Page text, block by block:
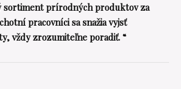
sortiment prírodných produktov za
pracovníci sa snažia vyjsť
vždy zrozumiteľne poradiť. “